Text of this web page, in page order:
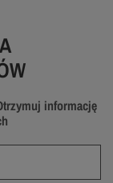
informację